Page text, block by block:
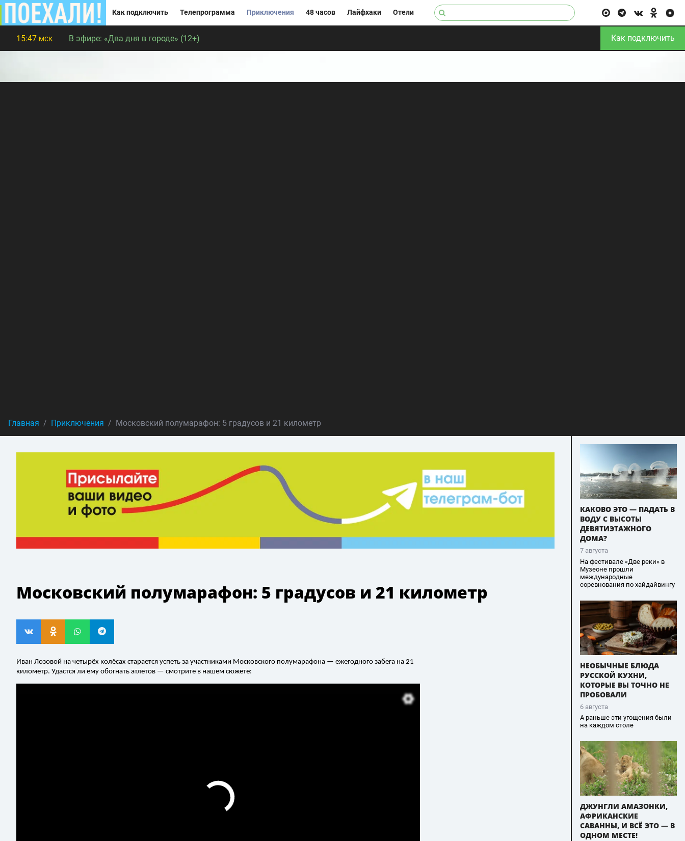
Как подключить Телепрограмма Приключения 48 часов Лайфхаки Отели
15:47 МСК В эфире: «Два дня в городе» (12+) Как подключить
Главная Приключения Московский полумарафон: 5 градусов и 21 километр
Московский полумарафон: 5 градусов и 21 километр
Иван Лозовой на четырёх колёсах старается успеть за участниками Московского полумарафона — ежегодного забега на 21
километр. Удастся ли ему обогнать атлетов — смотрите в нашем сюжете:
КАКОВО ЭТО — ПАДАТЬ В
ВОДУ С ВЫСОТЫ
ДЕВЯТИЭТАЖНОГО
ДОМА?
7 августа
На фестивале «Две реки» в
Музеоне прошли
международные
соревнования по хайдайвингу
НЕОБЫЧНЫЕ БЛЮДА
РУССКОЙ КУХНИ,
КОТОРЫЕ ВЫ ТОЧНО НЕ
ПРОБОВАЛИ
6 августа
А раньше эти угощения были
на каждом столе
ДЖУНГЛИ АМАЗОНКИ,
АФРИКАНСКИЕ
САВАННЫ, И ВСЁ ЭТО — В
ОДНОМ МЕСТЕ!